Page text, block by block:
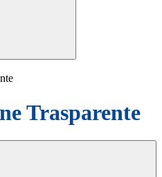
Trasparente